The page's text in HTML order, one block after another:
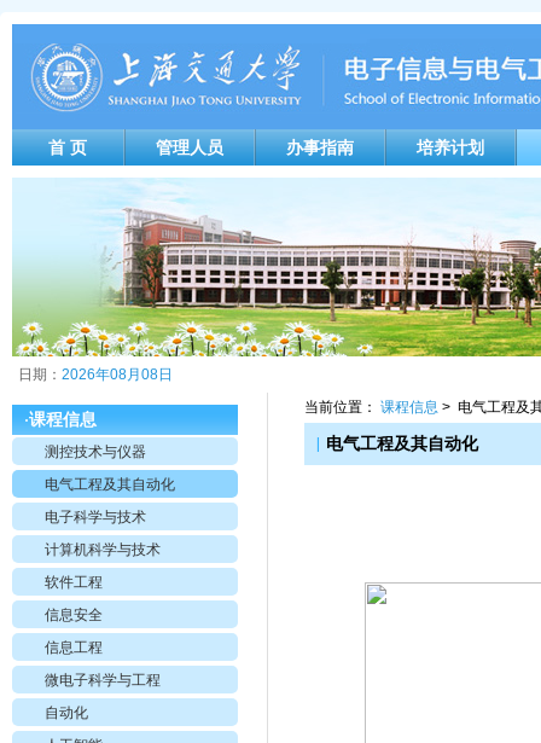
首 页 管理人员 办事指南 培养计划
日期： 2026年08月08日
·课程信息
测控技术与仪器
电气工程及其自动化
电子科学与技术
计算机科学与技术
软件工程
信息安全
信息工程
微电子科学与工程
自动化
当前位置：课程信息 > 电气工程及
电气工程及其自动化